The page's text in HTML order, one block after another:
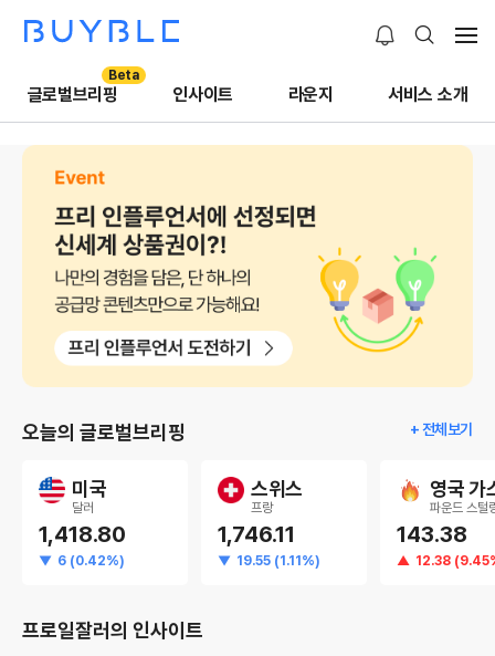
글로벌브리핑
Beta
인사이트 라운지 서비스 소개
오늘의 글로벌브리핑 + 전체보기
미국
달러
1,418.80
6 (0.42%)
스위스
프랑
1,746.11
19.55 (1.11%)
영국 가
파운드 스
143.38
12.38
프로일잘러의 인사이트